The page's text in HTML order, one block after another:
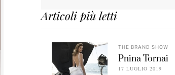
Articoli più letti
THE BRAND SHOW
Pnina Tornai
17 LUGLIO 2019